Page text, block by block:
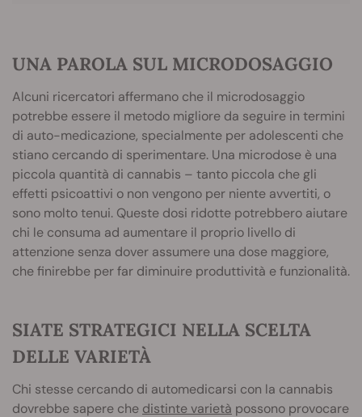
UNA PAROLA SUL MICRODOSAGGIO
Alcuni ricercatori affermano che il microdosaggio
potrebbe essere il metodo migliore da seguire in termini
di auto-medicazione, specialmente per adolescenti che
stiano cercando di sperimentare. Una microdose è una
piccola quantità di cannabis – tanto piccola che gli
effetti psicoattivi o non vengono per niente avvertiti, o
sono molto tenui. Queste dosi ridotte potrebbero aiutare
chi le consuma ad aumentare il proprio livello di
attenzione senza dover assumere una dose maggiore,
che finirebbe per far diminuire produttività e funzionalità.
SIATE STRATEGICI NELLA SCELTA
DELLE VARIETÀ
Chi stesse cercando di automedicarsi con la cannabis
dovrebbe sapere che distinte varietà possono provocare